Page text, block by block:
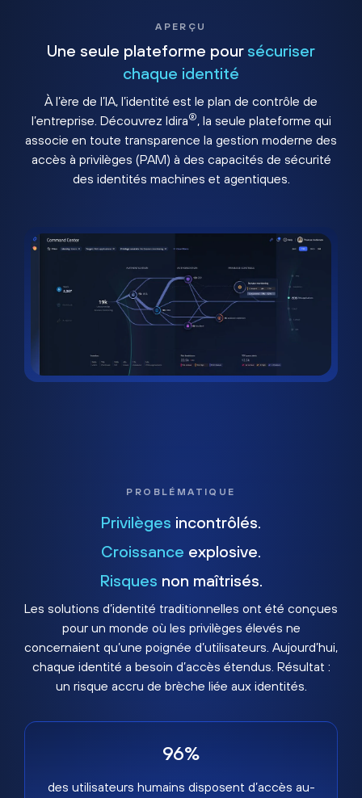
APERÇU
Une seule plateforme pour sécuriser
chaque identité
À l’ère de l’IA, l’identité est le plan de contrôle de
l’entreprise. Découvrez Idira®, la seule plateforme qui
associe en toute transparence la gestion moderne des
accès à privilèges (PAM) à des capacités de sécurité
des identités machines et agentiques.
PROBLÉMATIQUE
Privilèges incontrôlés.
Croissance explosive.
Risques non maîtrisés.
Les solutions d’identité traditionnelles ont été conçues
pour un monde où les privilèges élevés ne
concernaient qu’une poignée d’utilisateurs. Aujourd’hui,
chaque identité a besoin d’accès étendus. Résultat :
un risque accru de brèche liée aux identités.
96%
des utilisateurs humains disposent d’accès au-